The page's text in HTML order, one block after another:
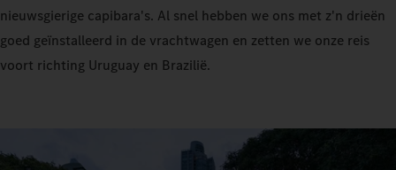
nieuwsgierige capibara's. Al snel hebben we ons met z'n drieën
goed geïnstalleerd in de vrachtwagen en zetten we onze reis
voort richting Uruguay en Brazilië.